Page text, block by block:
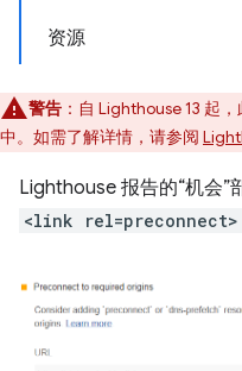
资源
警告 ：自 Lighthouse 13 起
中。如需了解详情，请参阅
Lighthouse 报告的“机会”
<link rel=preconnect>